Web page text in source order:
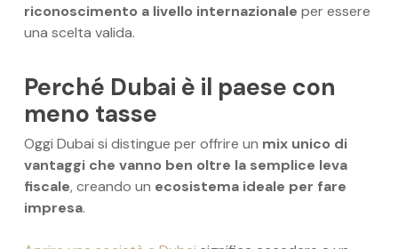
riconoscimento a livello internazionale per essere
una scelta valida.
Perché Dubai è il paese con
meno tasse
Oggi Dubai si distingue per offrire un mix unico di
vantaggi che vanno ben oltre la semplice leva
fiscale, creando un ecosistema ideale per fare
impresa.